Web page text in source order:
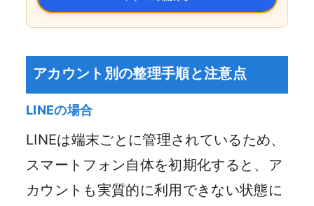
アカウント別の整理手順と注意点
LINEの場合
LINEは端末ごとに管理されているため、
スマートフォン自体を初期化すると、ア
カウントも実質的に利用できない状態に